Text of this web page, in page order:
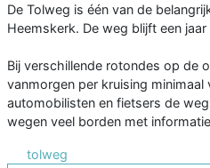
De Tolweg is één van de
Heemskerk. De weg blijft een
Bij verschillende rotondes op de
vanmorgen per kruising minimaal
automobilisten en fietsers de
wegen veel borden met
tolweg